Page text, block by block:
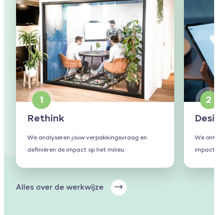
1
Rethink
We analyseren jouw verpakkingsvraag en
definiëren de impact op het milieu.
2
We
impact
Alles over de werkwijze